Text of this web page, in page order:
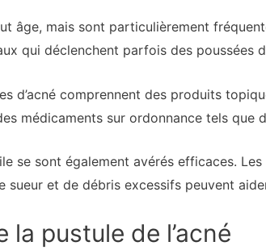
âge, mais sont particulièrement
qui déclenchent parfois des poussées
d’acné comprennent des produits
médicaments sur ordonnance tels que
se sont également avérés efficaces.
sueur et de débris excessifs peuvent
la pustule de l’acné